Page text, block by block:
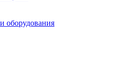
оборудования